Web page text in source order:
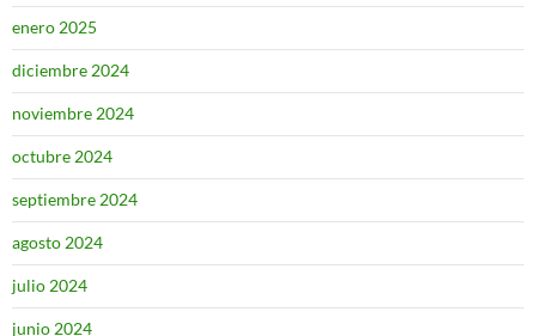
enero 2025
diciembre 2024
noviembre 2024
octubre 2024
septiembre 2024
agosto 2024
julio 2024
junio 2024